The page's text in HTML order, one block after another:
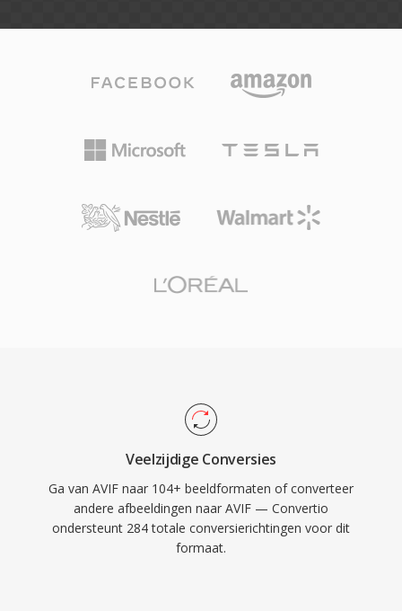
Veelzijdige Conversies
Ga van AVIF naar 104+ beeldformaten of converteer
andere afbeeldingen naar AVIF — Convertio
ondersteunt 284 totale conversierichtingen voor dit
formaat.